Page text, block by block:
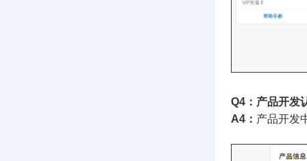
Q4：产品开发
A4： 产品开发